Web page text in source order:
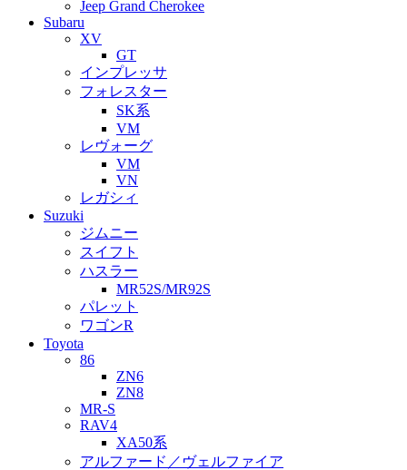
Jeep Grand Cherokee
Subaru
XV
GT
インプレッサ
フォレスター
SK系
VM
レヴォーグ
VM
VN
レガシィ
Suzuki
ジムニー
スイフト
ハスラー
MR52S/MR92S
パレット
ワゴンR
Toyota
86
ZN6
ZN8
MR-S
RAV4
XA50系
アルファード／ヴェルファイア